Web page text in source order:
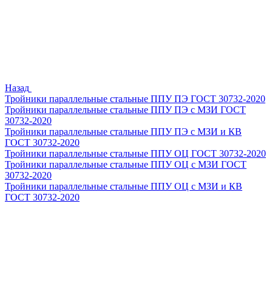
Назад
Тройники параллельные стальные ППУ ПЭ ГОСТ 30732-2020
Тройники параллельные стальные ППУ ПЭ с МЗИ ГОСТ
30732-2020
Тройники параллельные стальные ППУ ПЭ с МЗИ и КВ
ГОСТ 30732-2020
Тройники параллельные стальные ППУ ОЦ ГОСТ 30732-2020
Тройники параллельные стальные ППУ ОЦ с МЗИ ГОСТ
30732-2020
Тройники параллельные стальные ППУ ОЦ с МЗИ и КВ
ГОСТ 30732-2020